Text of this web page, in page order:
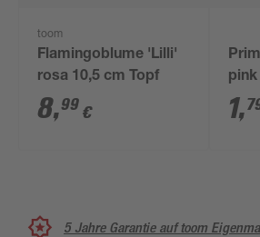
toom
Flamingoblume 'Lilli'
rosa 10,5 cm Topf
8,99 € 1,
5 Jahre Garantie auf toom